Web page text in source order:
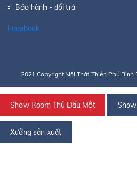
Bảo hành - đổi trả
Facebook
2021 Copyright Nội Thất Thiên Phú Bình
Show Room Thủ Dầu Một
Xưởng sản xuất